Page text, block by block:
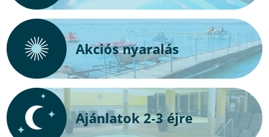
Akciós nyaralás
Ajánlatok 2-3 éjre